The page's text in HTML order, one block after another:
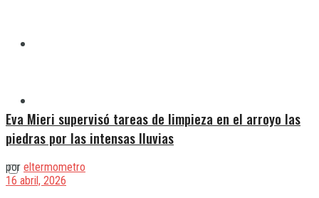
Eva Mieri supervisó tareas de limpieza en el arroyo las
piedras por las intensas lluvias
por eltermometro
16 abril, 2026